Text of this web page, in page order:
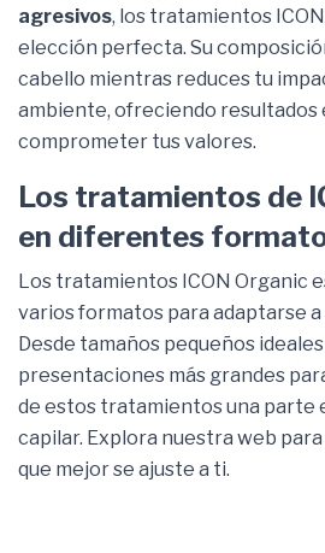
agresivos, los tratamientos
elección perfecta. Su
cabello mientras reduces tu
ambiente, ofreciendo resultados
comprometer tus valores.
Los tratamientos de
en diferentes
Los tratamientos ICON Organic
varios formatos para adaptarse a
Desde tamaños pequeños
presentaciones más grandes
de estos tratamientos una parte
capilar. Explora nuestra web
que mejor se ajuste a ti.